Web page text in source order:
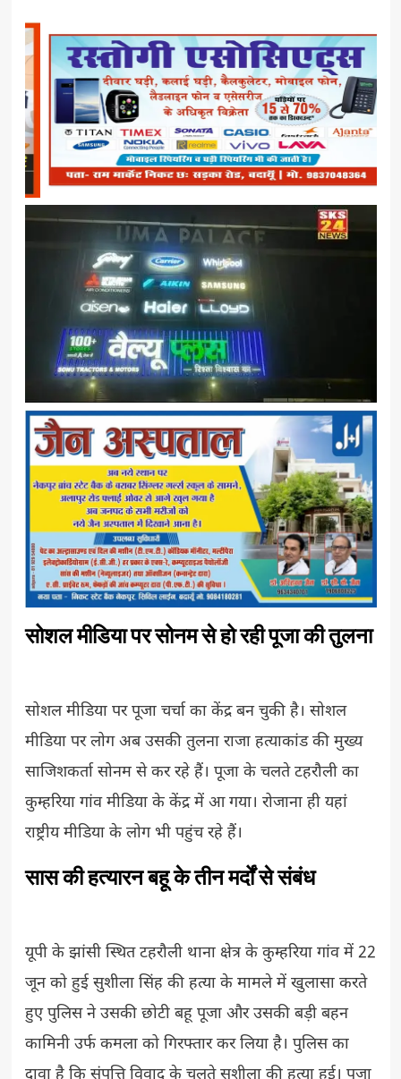
सोशल मीडिया पर सोनम से हो रही पूजा की तुलना
सोशल मीडिया पर पूजा चर्चा का केंद्र बन चुकी है। सोशल
मीडिया पर लोग अब उसकी तुलना राजा हत्याकांड की मुख्य
साजिशकर्ता सोनम से कर रहे हैं। पूजा के चलते टहरौली का
कुम्हरिया गांव मीडिया के केंद्र में आ गया। रोजाना ही यहां
राष्ट्रीय मीडिया के लोग भी पहुंच रहे हैं।
सास की हत्यारन बहू के तीन मर्दों से संबंध
यूपी के झांसी स्थित टहरौली थाना क्षेत्र के कुम्हरिया गांव में 22
जून को हुई सुशीला सिंह की हत्या के मामले में खुलासा करते
हुए पुलिस ने उसकी छोटी बहू पूजा और उसकी बड़ी बहन
कामिनी उर्फ कमला को गिरफ्तार कर लिया है। पुलिस का